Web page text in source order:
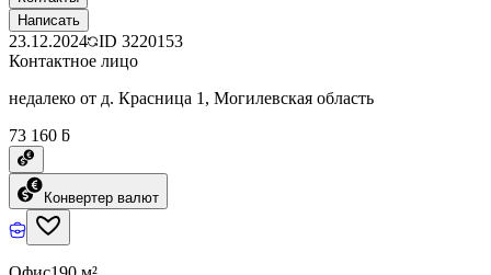
Написать
23.12.2024 ID 3220153
Контактное лицо
недалеко от д. Красница 1, Могилевская область
73 160 ƃ
Конвертер валют